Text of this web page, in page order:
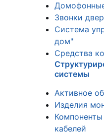
Звонки
Система
дом"
Средства
системы
Активное
Изделия
кабелей